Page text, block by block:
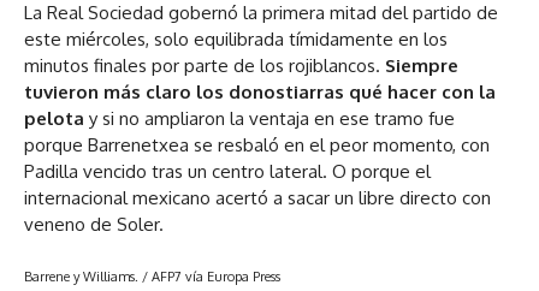
La Real Sociedad gobernó la primera mitad del partido de
este miércoles, solo equilibrada tímidamente en los
minutos finales por parte de los rojiblancos. Siempre
tuvieron más claro los donostiarras qué hacer con la
pelota y si no ampliaron la ventaja en ese tramo fue
porque Barrenetxea se resbaló en el peor momento, con
Padilla vencido tras un centro lateral. O porque el
internacional mexicano acertó a sacar un libre directo con
veneno de Soler.
Barrene y Williams. / AFP7 vía Europa Press